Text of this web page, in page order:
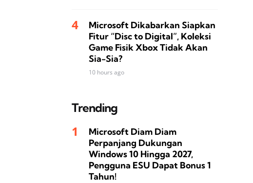
Microsoft Dikabarkan Siapkan
Fitur “Disc to Digital”, Koleksi
Game Fisik Xbox Tidak Akan
Sia-Sia?
10 hours ago
Trending
Microsoft Diam Diam
Perpanjang Dukungan
Windows 10 Hingga 2027,
Pengguna ESU Dapat Bonus 1
Tahun!